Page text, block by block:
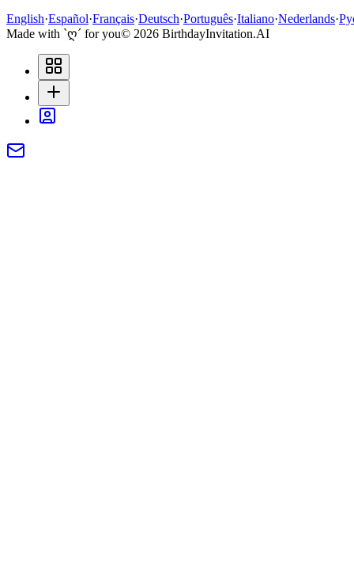
English·Español·Français·Deutsch·Português·Italiano·Nederlands·
Made with `ღ´ for you© 2026 BirthdayInvitation.AI